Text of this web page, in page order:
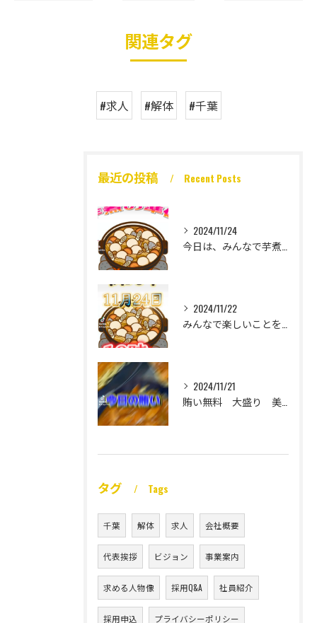
関連タグ
#求人 #解体 #千葉
最近の投稿 Recent Posts
2024/11/24
2024/11/22
2024/11/21
タグ Tags
千葉 解体 求人 会社概要
代表挨拶 ビジョン 事業案内
求める人物像 採用Q&A 社員紹介
採用申込 プライバシーポリシー